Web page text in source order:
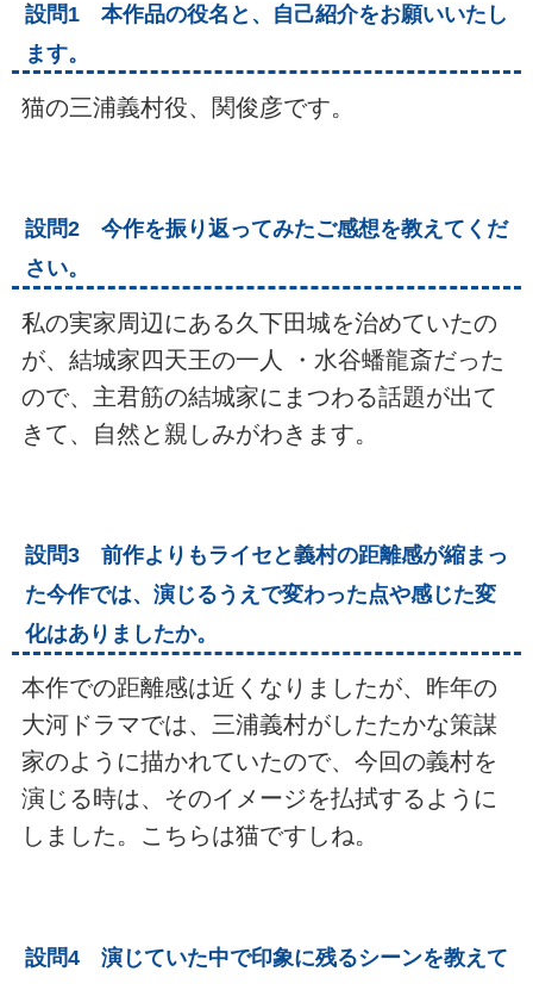
設問1 本作品の役名と、自己紹介をお願いいたし
ます。
猫の三浦義村役、関俊彦です。
設問2 今作を振り返ってみたご感想を教えてくだ
さい。
私の実家周辺にある久下田城を治めていたの
が、結城家四天王の一人 ・水谷蟠龍斎だった
ので、主君筋の結城家にまつわる話題が出て
きて、自然と親しみがわきます。
設問3 前作よりもライセと義村の距離感が縮まっ
た今作では、演じるうえで変わった点や感じた変
化はありましたか。
本作での距離感は近くなりましたが、昨年の
大河ドラマでは、三浦義村がしたたかな策謀
家のように描かれていたので、今回の義村を
演じる時は、そのイメージを払拭するように
しました。こちらは猫ですしね。
設問4 演じていた中で印象に残るシーンを教えて